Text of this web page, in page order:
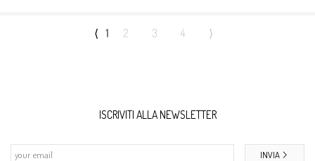
⟨ 1 2 3 4 ⟩
ISCRIVITI ALLA NEWSLETTER
INVIA